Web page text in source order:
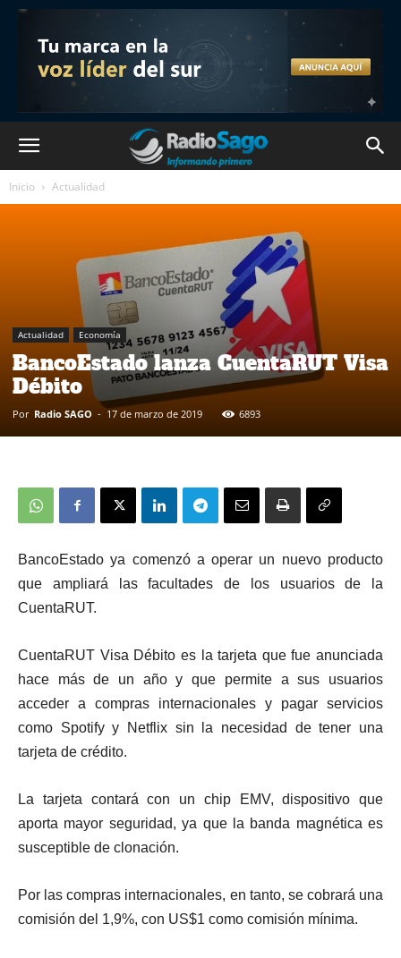
Inicio Actualidad
Actualidad Economía
BancoEstado lanza CuentaRUT Visa
Débito
Por Radio SAGO - 17 de marzo de 2019 6893
BancoEstado ya comenzó a operar un nuevo producto
que ampliará las facultades de los usuarios de la
CuentaRUT.
CuentaRUT Visa Débito es la tarjeta que fue anunciada
hace más de un año y que permite a sus usuarios
acceder a compras internacionales y pagar servicios
como Spotify y Netflix sin la necesidad de tener una
tarjeta de crédito.
La tarjeta contará con un chip EMV, dispositivo que
aporta mayor seguridad, ya que la banda magnética es
susceptible de clonación.
Por las compras internacionales, en tanto, se cobrará una
comisión del 1,9%, con US$1 como comisión mínima.